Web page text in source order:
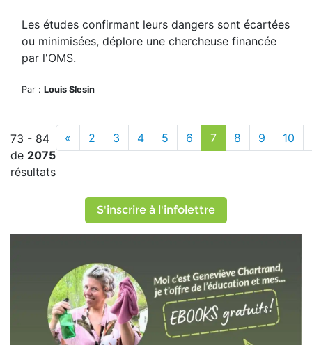
Les études confirmant leurs dangers sont écartées
ou minimisées, déplore une chercheuse financée
par l'OMS.
Par : Louis Slesin
73 - 84
de 2075
résultats
« 2 3 4 5 6 7 8 9 10
S'inscrire à l'infolettre